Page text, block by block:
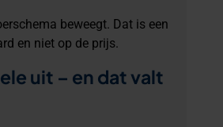
beweegt. Dat is een
en niet op de prijs.
uit – en dat valt